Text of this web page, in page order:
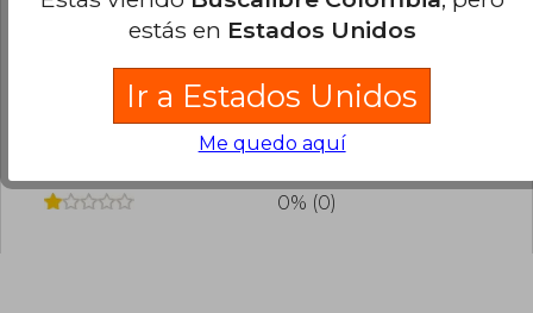
0% (0)
0% (0)
0% (0)
estás en Estados Unidos
Ir a Estados Unidos
Me quedo aquí